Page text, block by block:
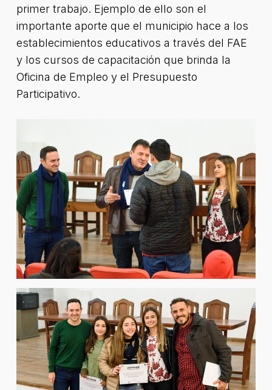
primer trabajo. Ejemplo de ello son el
importante aporte que el municipio hace a los
establecimientos educativos a través del FAE
y los cursos de capacitación que brinda la
Oficina de Empleo y el Presupuesto
Participativo.